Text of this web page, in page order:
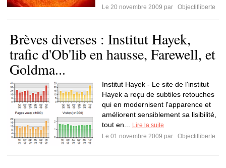
Le 20 novembre 2009 par
Objectifliberte
Brèves diverses : Institut Hayek,
trafic d'Ob'lib en hausse, Farewell, et
Goldma...
Institut Hayek - Le site de l'institut
Hayek a reçu de subtiles retouches
qui en modernisent l'apparence et
améliorent sensiblement sa lisibilité,
tout en...
Lire la suite
Le 01 novembre 2009 par
Objectifliberte